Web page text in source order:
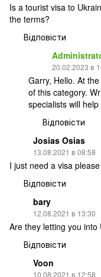
Is a tourist visa to
the terms?
Відповісти
20.02.2023 в
Garry, Hello. At
of this category.
specialists will
Відповісти
Josias Osias
13.08.2021 в 08:58
I just need a visa
Відповісти
bary
12.08.2021 в 13:30
Are they letting you into
Відповісти
Voon
10.08.2021 в 12:58